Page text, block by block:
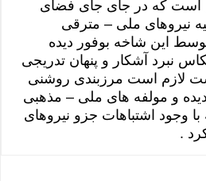
است که در جای جای فضای
نیروهای ملی – مترقی
این شاخه بوفور دیده
نبرد آشکار و پنهان تدریجی
لازم است مرزبندی روشنی
و مولفه های ملی – مذهبی
وجود اشتباهات جزو نیروهای
.